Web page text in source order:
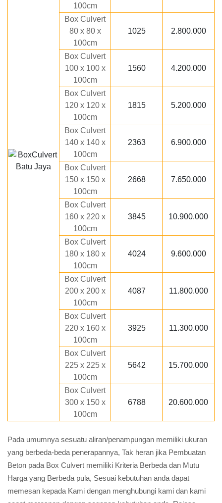
100cm
Box Culvert
80 x 80 x
100cm
1025 2.800.000
Box Culvert
100 x 100 x
100cm
1560 4.200.000
Box Culvert
120 x 120 x
100cm
1815 5.200.000
Box Culvert
140 x 140 x
100cm
2363 6.900.000
Box Culvert
150 x 150 x
100cm
2668 7.650.000
Box Culvert
160 x 220 x
100cm
3845 10.900.000
Box Culvert
180 x 180 x
100cm
4024 9.600.000
Box Culvert
200 x 200 x
100cm
4087 11.800.000
Box Culvert
220 x 160 x
100cm
3925 11.300.000
Box Culvert
225 x 225 x
100cm
5642 15.700.000
Box Culvert
300 x 150 x
100cm
6788 20.600.000
Pada umumnya sesuatu aliran/penampungan memiliki ukuran
yang berbeda-beda penerapannya, Tak heran jika Pembuatan
Beton pada Box Culvert memiliki Kriteria Berbeda dan Mutu
Harga yang Berbeda pula, Sesuai kebutuhan anda dapat
memesan kepada Kami dengan menghubungi kami dan kami